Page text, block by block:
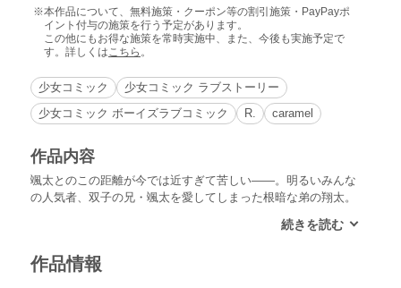
本作品について、無料施策・クーポン等の割引施策・PayPayポ
イント付与の施策を行う予定があります。
この他にもお得な施策を常時実施中、また、今後も実施予定で
す。詳しくはこちら 。
少女コミック
少女コミック ラブストーリー
少女コミック ボーイズラブコミック
R. caramel
作品内容
颯太とのこの距離が今では近すぎて苦しい――。明るいみんな
の人気者、双子の兄・颯太を愛してしまった根暗な弟の翔太。
えられない。「颯太ッ…そうっ、たぁ…」気持ちを隠して繰り
じる。この想いがバレたらきっと嫌われる…でも、颯太を俺だ
作品情報